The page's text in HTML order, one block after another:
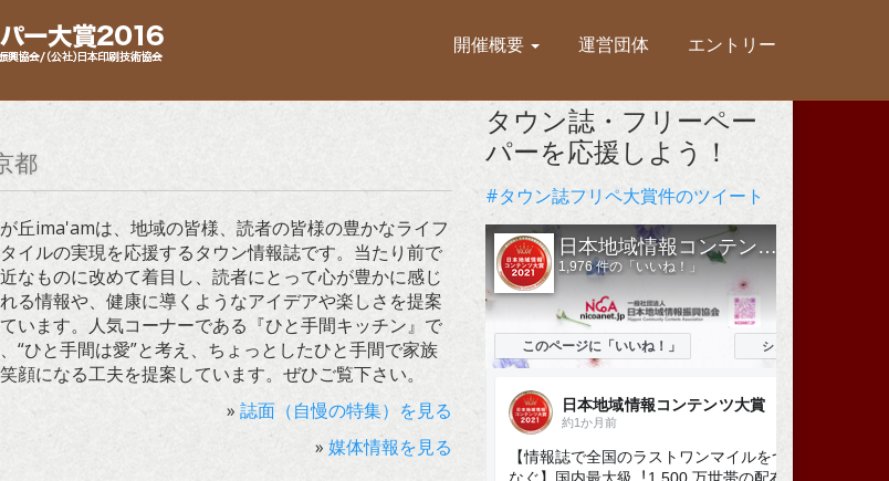
開催概要 運営団体 エントリー
都
丘ima'amは、地域の皆様、読者の皆様の豊かなライフ
イルの実現を応援するタウン情報誌です。当たり前で
なものに改めて着目し、読者にとって心が豊かに感じ
る情報や、健康に導くようなアイデアや楽しさを提案
います。人気コーナーである『ひと手間キッチン』で
“ひと手間は愛”と考え、ちょっとしたひと手間で家族
顔になる工夫を提案しています。ぜひご覧下さい。
»誌面（自慢の特集）を見る
»媒体情報を見る
タウン誌・フリーペー
パーを応援しよう！
#タウン誌フリペ大賞件のツイート